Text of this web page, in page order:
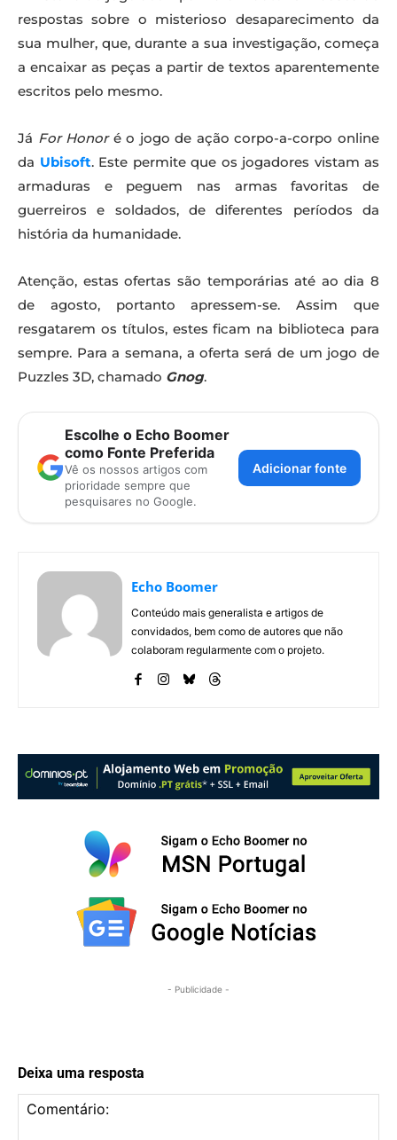
respostas sobre o misterioso desaparecimento da
sua mulher, que, durante a sua investigação, começa
a encaixar as peças a partir de textos aparentemente
escritos pelo mesmo.
Já For Honoré o jogo de ação corpo-a-corpo online
da Ubisoft. Este permite que os jogadores vistam as
armaduras e peguem nas armas favoritas de
guerreiros e soldados, de diferentes períodos da
história da humanidade.
Atenção, estas ofertas são temporárias até ao dia 8
de agosto, portanto apressem-se. Assim que
resgatarem os títulos, estes ficam na biblioteca para
sempre. Para a semana, a oferta será de um jogo de
Puzzles 3D, chamado Gnog.
Escolhe o Echo Boomer
como Fonte Preferida
Vê os nossos artigos com
prioridade sempre que
pesquisares no Google.
Adicionar fonte
Echo Boomer
Conteúdo mais generalista e artigos de
convidados, bem como de autores que não
colaboram regularmente com o projeto.
- Publicidade -
Deixa uma resposta